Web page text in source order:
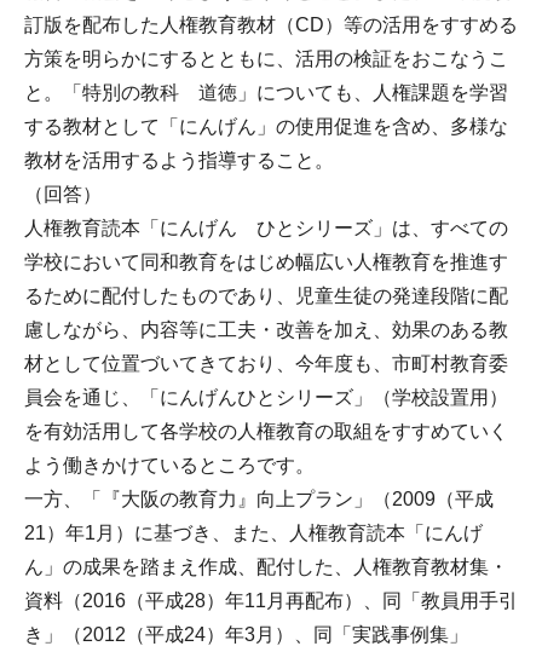
訂版を配布した人権教育教材（CD）等の活用をすすめる
方策を明らかにするとともに、活用の検証をおこなうこ
と。「特別の教科 道徳」についても、人権課題を学習
する教材として「にんげん」の使用促進を含め、多様な
教材を活用するよう指導すること。
（回答）
人権教育読本「にんげん ひとシリーズ」は、すべての
学校において同和教育をはじめ幅広い人権教育を推進す
るために配付したものであり、児童生徒の発達段階に配
慮しながら、内容等に工夫・改善を加え、効果のある教
材として位置づいてきており、今年度も、市町村教育委
員会を通じ、「にんげんひとシリーズ」（学校設置用）
を有効活用して各学校の人権教育の取組をすすめていく
よう働きかけているところです。
一方、「『大阪の教育力』向上プラン」（2009（平成
21）年1月）に基づき、また、人権教育読本「にんげ
ん」の成果を踏まえ作成、配付した、人権教育教材集・
資料（2016（平成28）年11月再配布）、同「教員用手引
き」（2012（平成24）年3月）、同「実践事例集」